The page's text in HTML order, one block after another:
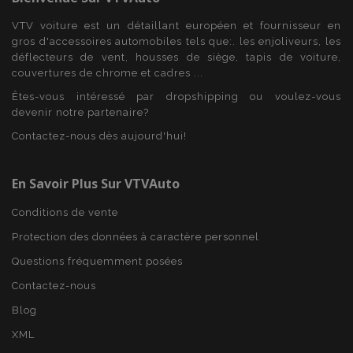
VTV voiture est un détaillant européen et fournisseur en
gros d'accessoires automobiles tels que:. les enjoliveurs, les
déflecteurs de vent, housses de siège, tapis de voiture,
couvertures de chrome et cadres ...
Êtes-vous intéressé par dropshipping ou voulez-vous
devenir notre partenaire?
Contactez-nous dès aujourd'hui!
En Savoir Plus Sur VTVAuto
Conditions de vente
Protection des données à caractère personnel
Questions fréquemment posées
Contactez-nous
Blog
XML
PHPSESSID
PHP.net
.vtvauto.eu